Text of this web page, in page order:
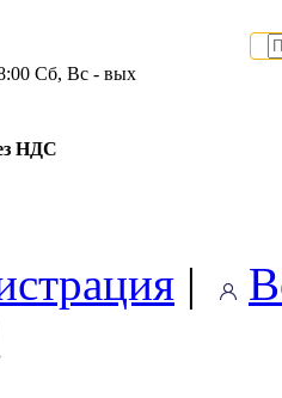
Сб, Вс - вых
НДС
|